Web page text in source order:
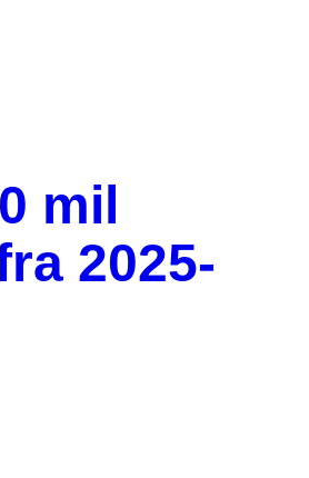
mil
2025-